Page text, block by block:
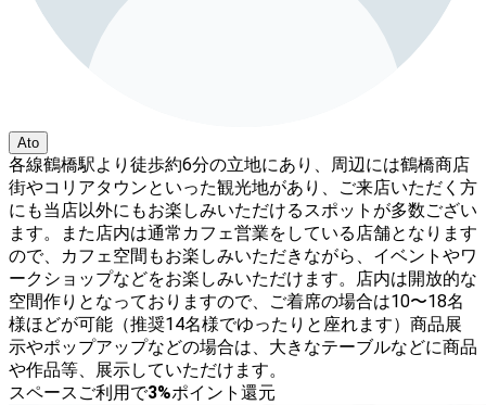
Ato
各線鶴橋駅より徒歩約6分の立地にあり、周辺には鶴橋商店
街やコリアタウンといった観光地があり、ご来店いただく方
にも当店以外にもお楽しみいただけるスポットが多数ござい
ます。また店内は通常カフェ営業をしている店舗となります
ので、カフェ空間もお楽しみいただきながら、イベントやワ
ークショップなどをお楽しみいただけます。店内は開放的な
空間作りとなっておりますので、ご着席の場合は10〜18名
様ほどが可能（推奨14名様でゆったりと座れます）商品展
示やポップアップなどの場合は、大きなテーブルなどに商品
や作品等、展示していただけます。
スペースご利用で3%ポイント還元